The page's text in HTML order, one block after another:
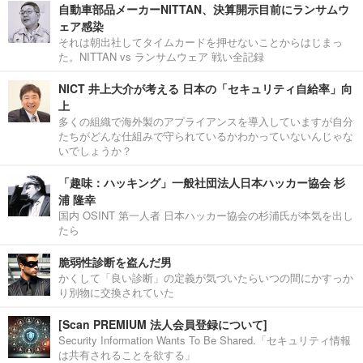
自動車部品メーカーNITTAN、決算開示目前にランサムウ
ェア感染
それは朝出社してタイムカードを押せないことからはじまっ
た。NITTAN vs ランサムウェア 戦い全記録
NICT 井上大介が考える 日本の「セキュリティ自給率」向
上
多くの組織で海外製のアプライアンスを導入していますが自分
たちがどんな仕組みで守られているかわかっていないんじゃな
いでしょうか？
「趣味：ハッキング」一般社団法人日本ハッカー協会 杉
浦 隆幸
国内 OSINT 第一人者 日本ハッカー協会の杉浦氏が本気を出し
たら
脆弱性診断を盗んだ男
かくして「良い診断」の定義が気づいたらいつの間にかすっか
り別物に交換されていた
[Scan PREMIUM 法人会員登録について]
Security Information Wants To Be Shared.「セキュリティ情報
は共有されることを欲する」